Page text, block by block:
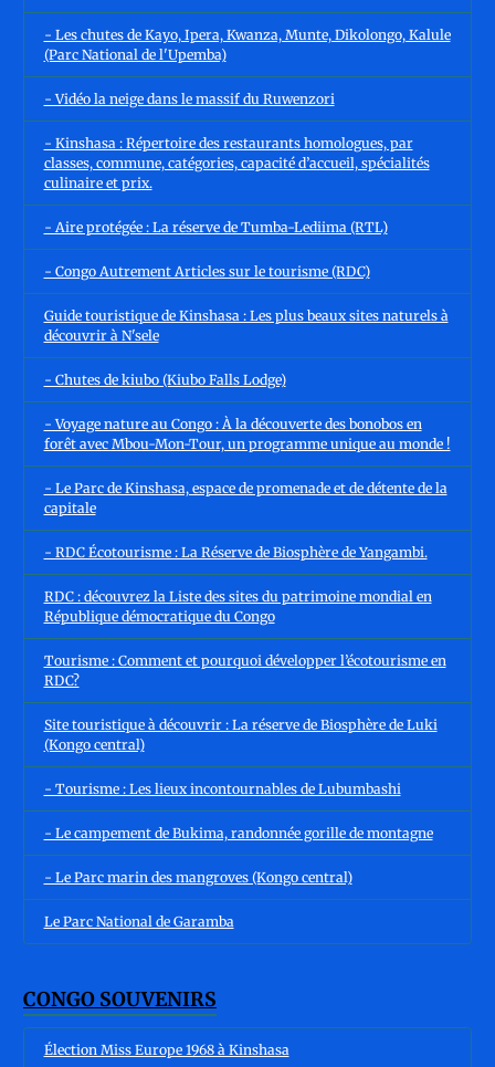
- Les chutes de Kayo, Ipera, Kwanza, Munte, Dikolongo, Kalule
(Parc National de l'Upemba)
- Vidéo la neige dans le massif du Ruwenzori
- Kinshasa : Répertoire des restaurants homologues, par
classes, commune, catégories, capacité d’accueil, spécialités
culinaire et prix.
- Aire protégée : La réserve de Tumba-Lediima (RTL)
- Congo Autrement Articles sur le tourisme (RDC)
Guide touristique de Kinshasa : Les plus beaux sites naturels à
découvrir à N'sele
- Chutes de kiubo (Kiubo Falls Lodge)
- Voyage nature au Congo : À la découverte des bonobos en
forêt avec Mbou-Mon-Tour, un programme unique au monde !
- Le Parc de Kinshasa, espace de promenade et de détente de la
capitale
- RDC Écotourisme : La Réserve de Biosphère de Yangambi.
RDC : découvrez la Liste des sites du patrimoine mondial en
République démocratique du Congo
Tourisme : Comment et pourquoi développer l’écotourisme en
RDC?
Site touristique à découvrir : La réserve de Biosphère de Luki
(Kongo central)
- Tourisme : Les lieux incontournables de Lubumbashi
- Le campement de Bukima, randonnée gorille de montagne
- Le Parc marin des mangroves (Kongo central)
Le Parc National de Garamba
CONGO SOUVENIRS
Élection Miss Europe 1968 à Kinshasa